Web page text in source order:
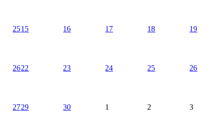
2515 16 17 18 19
2622 23 24 25 26
2729 30 1 2 3